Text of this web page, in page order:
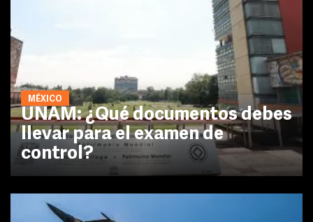
MÉXICO
UNAM: ¿Qué documentos debes
llevar para el examen de
control?